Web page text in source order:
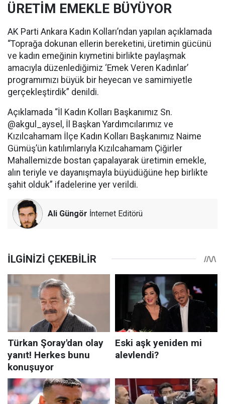
ÜRETİM EMEKLE BÜYÜYOR
AK Parti Ankara Kadın Kolları’ndan yapılan açıklamada
“Toprağa dokunan ellerin bereketini, üretimin gücünü
ve kadın emeğinin kıymetini birlikte paylaşmak
amacıyla düzenlediğimiz ‘Emek Veren Kadınlar’
programımızı büyük bir heyecan ve samimiyetle
gerçekleştirdik” denildi.
Açıklamada “İl Kadın Kolları Başkanımız Sn.
@akgul_aysel, İl Başkan Yardımcılarımız ve
Kızılcahamam İlçe Kadın Kolları Başkanımız Naime
Gümüş’ün katılımlarıyla Kızılcahamam Çiğirler
Mahallemizde bostan çapalayarak üretimin emekle,
alın teriyle ve dayanışmayla büyüdüğüne hep birlikte
şahit olduk” ifadelerine yer verildi.
Ali Güngör İnternet Editörü